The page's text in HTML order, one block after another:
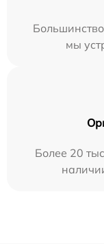
мы
Более 20